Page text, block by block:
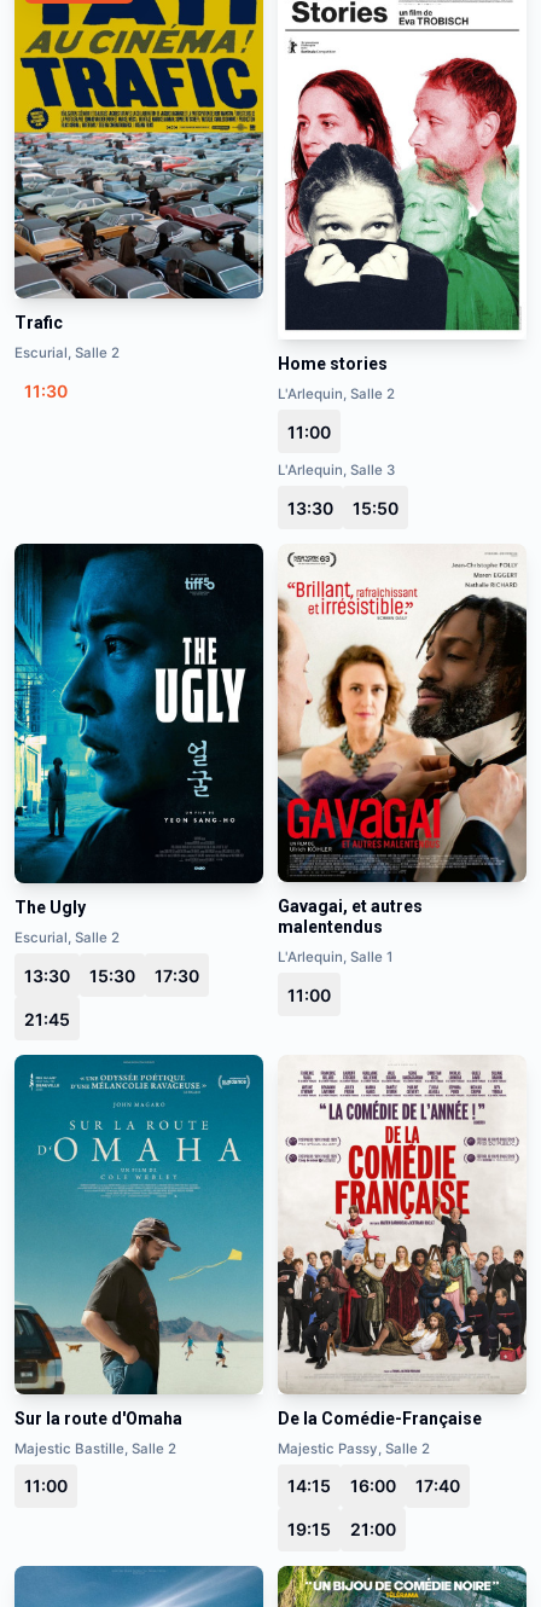
Trafic
Escurial, Salle 2
11:30
Home stories
L'Arlequin, Salle 2
11:00
L'Arlequin, Salle 3
13:30 15:50
The Ugly
Escurial, Salle 2
13:30 15:30 17:30
21:45
Gavagai, et autres
malentendus
L'Arlequin, Salle 1
11:00
Sur la route d'Omaha
Majestic Bastille, Salle 2
11:00
De la Comédie-Française
Majestic Passy, Salle 2
14:15 16:00 17:40
19:15 21:00